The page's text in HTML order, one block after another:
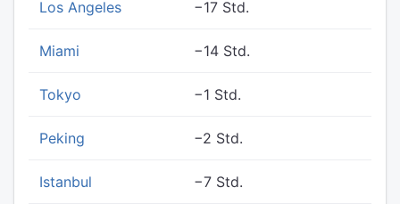
Los Angeles −17 Std.
Miami −14 Std.
Tokyo −1 Std.
Peking −2 Std.
Istanbul −7 Std.